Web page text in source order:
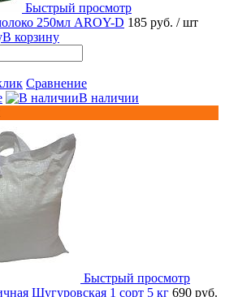
Быстрый просмотр
250мл AROY-D 185 руб. / шт
В корзину
Сравнение
В наличии
Быстрый просмотр
Шугуровская 1 сорт 5 кг 690 руб.